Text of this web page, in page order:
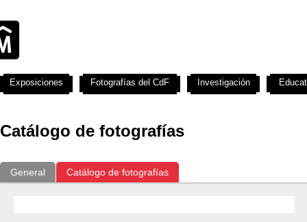
Catálogo de fotografías
General Catálogo de fotografías
Exposiciones Fotografías del CdF Investigación